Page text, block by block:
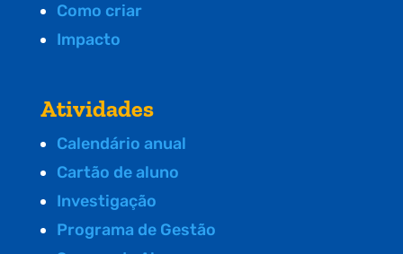
Como criar
Impacto
Atividades
Calendário anual
Cartão de aluno
Investigação
Programa de Gestão